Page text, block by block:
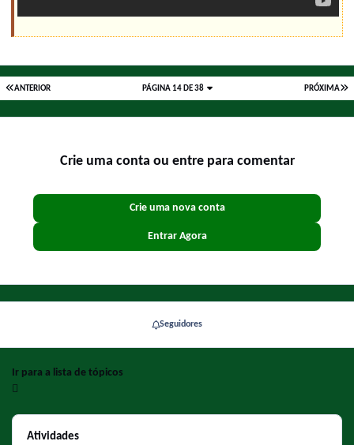
ANTERIOR PRÓXIMA
PÁGINA 14 DE 38
Crie uma conta ou entre para comentar
Crie uma nova conta
Entrar Agora
Seguidores
Ir para a lista de tópicos
Atividades